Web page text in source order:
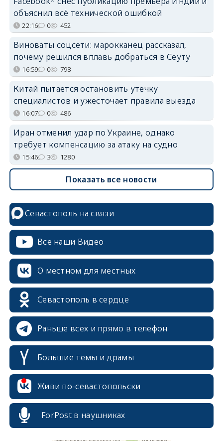
объяснил всё технической ошибкой
22:16 0 452
Виноваты соцсети: марокканец рассказал,
почему решился вплавь добраться в Сеуту
16:59 0 798
Китай пытается остановить утечку
специалистов и ужесточает правила выезда
16:07 0 486
Иран отменил удар по Украине, однако
требует компенсацию за атаку на судно
15:46 3 1280
Показать все новости
Севастополь на связи
Все наши Видео
О местном для местных
Севастополь в сердце
Раньше всех и прямо в телефон
Большие темы и драмы
Живи по-севастопольски
ForPost в наушниках
erid: 2SDnjcrDNw6